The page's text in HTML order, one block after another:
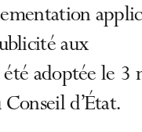
aux
été adoptée le 3
d’État.